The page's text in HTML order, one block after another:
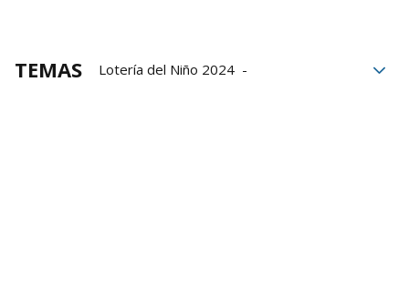
TEMAS
Lotería del Niño 2024